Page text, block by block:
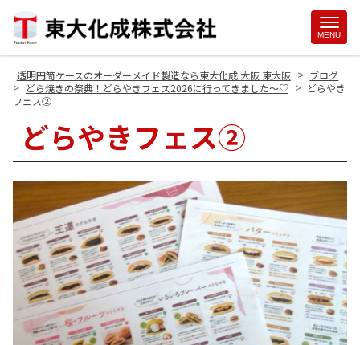
MENU
透明円筒ケースのオーダーメイド製造なら東大化成 大阪 東大阪 > ブログ
> どら焼きの祭典！どらやきフェス2026に行ってきました～♡ > どらやき
フェス②
どらやきフェス②
Site
Footer